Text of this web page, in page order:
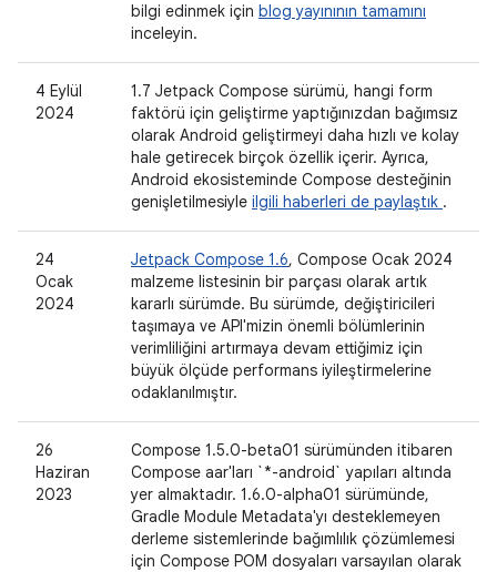
bilgi edinmek için blog yayınının tamamını
inceleyin.
4 Eylül
2024
1.7 Jetpack Compose sürümü, hangi form
faktörü için geliştirme yaptığınızdan bağımsız
olarak Android geliştirmeyi daha hızlı ve kolay
hale getirecek birçok özellik içerir. Ayrıca,
Android ekosisteminde Compose desteğinin
genişletilmesiyle ilgili haberleri de paylaştık .
24
Ocak
2024
Jetpack Compose 1.6, Compose Ocak 2024
malzeme listesinin bir parçası olarak artık
kararlı sürümde. Bu sürümde, değiştiricileri
taşımaya ve API'mizin önemli bölümlerinin
verimliliğini artırmaya devam ettiğimiz için
büyük ölçüde performans iyileştirmelerine
odaklanılmıştır.
26
Haziran
2023
Compose 1.5.0-beta01 sürümünden itibaren
Compose aar'ları `*-android` yapıları altında
yer almaktadır. 1.6.0-alpha01 sürümünde,
Gradle Module Metadata'yı desteklemeyen
derleme sistemlerinde bağımlılık çözümlemesi
için Compose POM dosyaları varsayılan olarak